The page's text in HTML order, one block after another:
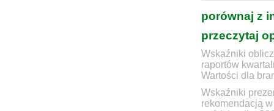
porównaj z
przeczytaj
Wskaźniki
raportów
Wartości dla
Wskaźniki
rekomendacją